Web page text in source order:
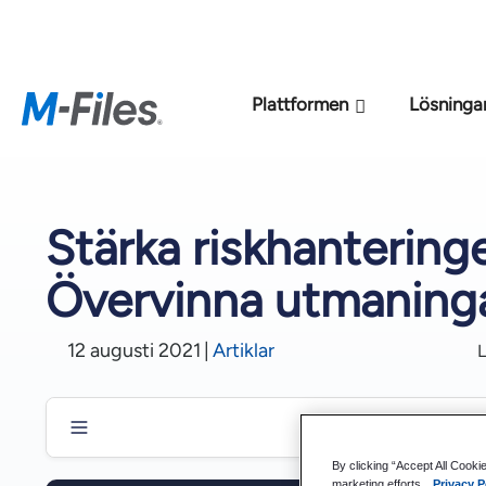
Plattformen
Stärka
Övervinna
12 augusti 2021 Artiklar
Digital omvandling: En katalysator för framgångsrik
Den nya M-
By clicking “Accept All
marketing efforts.
Privacy